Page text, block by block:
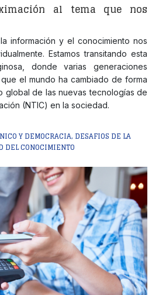
al tema que nos
información y el conocimiento nos
Estamos transitando esta
donde varias generaciones
el mundo ha cambiado de forma
global de las nuevas tecnologías de
(NTIC) en la sociedad.
Y DEMOCRACIA, DESAFIOS DE LA
DEL CONOCIMIENTO